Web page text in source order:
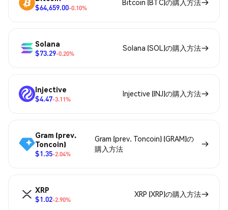
$64,659.00-0.10%
Bitcoin (BTC)の購入方法
Solana
$73.29-0.20%
Solana (SOL)の購入方法
Injective
$4.47-3.11%
Injective (INJ)の購入方法
Gram (prev.
Toncoin)
$1.35-2.04%
Gram (prev. Toncoin) (GRAM)の
購入方法
XRP
$1.02-2.90%
XRP (XRP)の購入方法